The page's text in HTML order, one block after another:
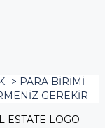
-> PARA BIRIMI
GEREKIR